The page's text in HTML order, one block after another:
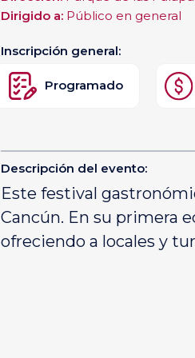
Dirigido a: Público en general
Inscripción general:
Programado
Descripción del evento:
Este festival
Cancún. En su primera
ofreciendo a locales y